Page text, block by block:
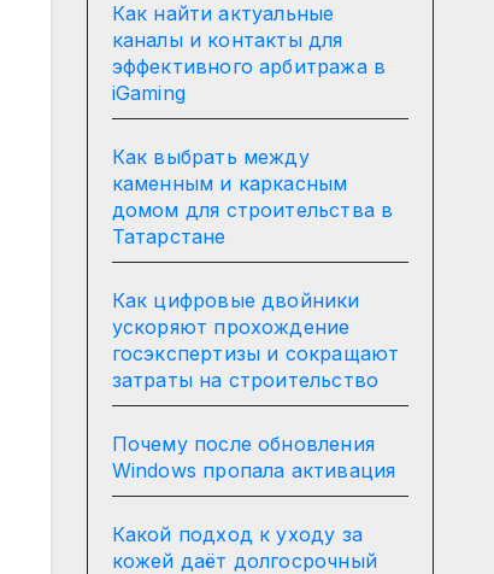
Как найти актуальные
каналы и контакты для
эффективного арбитража в
iGaming
Как выбрать между
каменным и каркасным
домом для строительства в
Татарстане
Как цифровые двойники
ускоряют прохождение
госэкспертизы и сокращают
затраты на строительство
Почему после обновления
Windows пропала активация
Какой подход к уходу за
кожей даёт долгосрочный